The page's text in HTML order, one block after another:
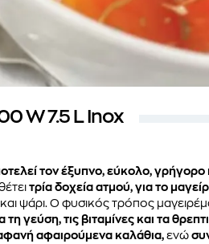
W 7.5 L Inox
τον έξυπνο, εύκολο, γρήγορο
τρία δοχεία ατμού, για το
ψάρι. Ο φυσικός τρόπος
γεύση, τις βιταμίνες και τα
αφαιρούμενα καλάθια, ενώ